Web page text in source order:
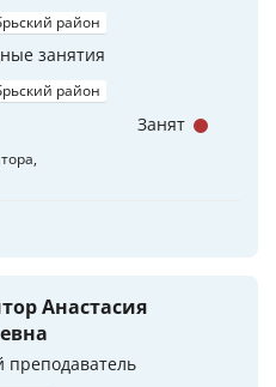
район
занятия
район
Занят
Анастасия
преподаватель